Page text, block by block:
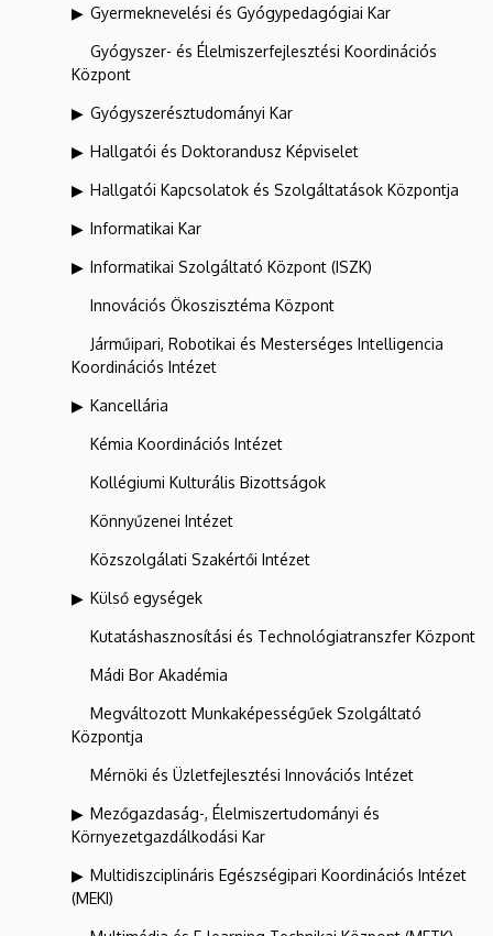
Gyermeknevelési és Gyógypedagógiai Kar
Gyógyszer- és Élelmiszerfejlesztési Koordinációs
Központ
Gyógyszerésztudományi Kar
Hallgatói és Doktorandusz Képviselet
Hallgatói Kapcsolatok és Szolgáltatások Központja
Informatikai Kar
Informatikai Szolgáltató Központ (ISZK)
Innovációs Ökoszisztéma Központ
Járműipari, Robotikai és Mesterséges Intelligencia
Koordinációs Intézet
Kancellária
Kémia Koordinációs Intézet
Kollégiumi Kulturális Bizottságok
Könnyűzenei Intézet
Közszolgálati Szakértői Intézet
Külső egységek
Kutatáshasznosítási és Technológiatranszfer Központ
Mádi Bor Akadémia
Megváltozott Munkaképességűek Szolgáltató
Központja
Mérnöki és Üzletfejlesztési Innovációs Intézet
Mezőgazdaság-, Élelmiszertudományi és
Környezetgazdálkodási Kar
Multidiszciplináris Egészségipari Koordinációs Intézet
(MEKI)